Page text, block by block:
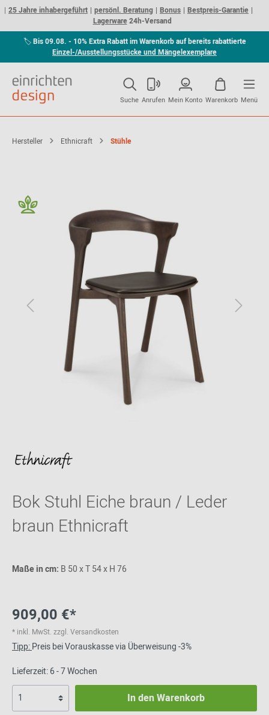
25 Jahre inhabergeführt persönl. Beratung Bonus
Bestpreis-Garantie
Lagerware24h-Versand
🏷Bis 09.08. - 10% Extra Rabatt im Warenkorb auf bereits rabattierte
Einzel-/Ausstellungsstücke und Mängelexemplare
Suche Anrufen Mein Konto Warenkorb Menü
Hersteller Ethnicraft Stühle
Bok Stuhl Eiche braun / Leder
braun Ethnicraft
Maße in cm: B 50 x T 54 x H 76
909,00 €*
* inkl. MwSt. zzgl. Versandkosten
Tipp:Preis bei Vorauskasse via Überweisung -3%
Lieferzeit: 6 - 7 Wochen
In den Warenkorb